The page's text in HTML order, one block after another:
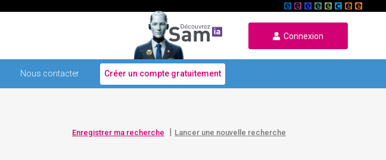
Connexion
Nous contacter Créer un compte gratuitement
Enregistrer ma recherche | Lancer une nouvelle recherche